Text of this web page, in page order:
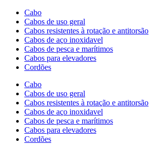
Cabo
Cabos de uso geral
Cabos resistentes à rotação e antitorsão
Cabos de aço inoxidavel
Cabos de pesca e marítimos
Cabos para elevadores
Cordões
Cabo
Cabos de uso geral
Cabos resistentes à rotação e antitorsão
Cabos de aço inoxidavel
Cabos de pesca e marítimos
Cabos para elevadores
Cordões